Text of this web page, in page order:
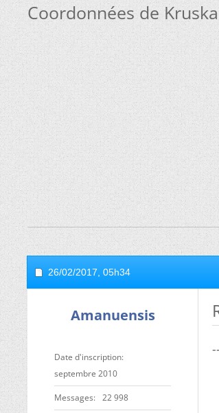
Coordonnées de
26/02/2017, 05h34
Amanuensis
Date d'inscription
septembre 2010
Messages 22 998